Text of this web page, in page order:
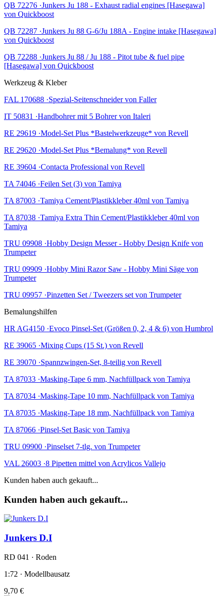
QB 72276 ·Junkers Ju 188 - Exhaust radial engines [Hasegawa]
von Quickboost
QB 72287 ·Junkers Ju 88 G-6/Ju 188A - Engine intake [Hasegawa]
von Quickboost
QB 72288 ·Junkers Ju 88 / Ju 188 - Pitot tube & fuel pipe
[Hasegawa] von Quickboost
Werkzeug & Kleber
FAL 170688 ·Spezial-Seitenschneider von Faller
IT 50831 ·Handbohrer mit 5 Bohrer von Italeri
RE 29619 ·Model-Set Plus *Bastelwerkzeuge* von Revell
RE 29620 ·Model-Set Plus *Bemalung* von Revell
RE 39604 ·Contacta Professional von Revell
TA 74046 ·Feilen Set (3) von Tamiya
TA 87003 ·Tamiya Cement/Plastikkleber 40ml von Tamiya
TA 87038 ·Tamiya Extra Thin Cement/Plastikkleber 40ml von
Tamiya
TRU 09908 ·Hobby Design Messer - Hobby Design Knife von
Trumpeter
TRU 09909 ·Hobby Mini Razor Saw - Hobby Mini Säge von
Trumpeter
TRU 09957 ·Pinzetten Set / Tweezers set von Trumpeter
Bemalungshilfen
HR AG4150 ·Evoco Pinsel-Set (Größen 0, 2, 4 & 6) von Humbrol
RE 39065 ·Mixing Cups (15 St.) von Revell
RE 39070 ·Spannzwingen-Set, 8-teilig von Revell
TA 87033 ·Masking-Tape 6 mm, Nachfüllpack von Tamiya
TA 87034 ·Masking-Tape 10 mm, Nachfüllpack von Tamiya
TA 87035 ·Masking-Tape 18 mm, Nachfüllpack von Tamiya
TA 87066 ·Pinsel-Set Basic von Tamiya
TRU 09900 ·Pinselset 7-tlg. von Trumpeter
VAL 26003 ·8 Pipetten mittel von Acrylicos Vallejo
Kunden haben auch gekauft...
Kunden haben auch gekauft...
Junkers D.I
RD 041 · Roden
1:72 · Modellbausatz
9,70 €